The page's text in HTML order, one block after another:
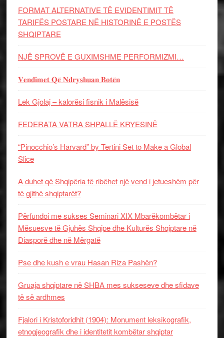
FORMAT ALTERNATIVE TË EVIDENTIMIT TË
TARIFËS POSTARE NË HISTORINË E POSTËS
SHQIPTARE
NJË SPROVË E GUXIMSHME PERFORMIZMI…
𝐕𝐞𝐧𝐝𝐢𝐦𝐞𝐭 𝐐𝐞̈ 𝐍𝐝𝐫𝐲𝐬𝐡𝐮𝐚𝐧 𝐁𝐨𝐭𝐞̈𝐧
Lek Gjolaj – kalorësi fisnik i Malësisë
FEDERATA VATRA SHPALLË KRYESINË
“Pinocchio’s Harvard” by Tertini Set to Make a Global
Slice
A duhet që Shqipëria të ribëhet një vend i jetueshëm për
të gjithë shqiptarët?
Përfundoi me sukses Seminari XIX Mbarëkombëtar i
Mësuesve të Gjuhës Shqipe dhe Kulturës Shqiptare në
Diasporë dhe në Mërgatë
Pse dhe kush e vrau Hasan Riza Pashën?
Gruaja shqiptare në SHBA mes sukseseve dhe sfidave
të së ardhmes
Fjalori i Kristoforidhit (1904): Monument leksikografik,
etnogjeografik dhe i identitetit kombëtar shqiptar